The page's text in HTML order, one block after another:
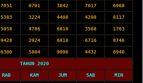
7051 0701 3842 7617 6968
5383 3224 4408 4208 8117
5058 4786 6816 3568 1763
9428 2924 6818 6716 8746
6300 5804 9096 4432 6940
TAHUN 2020
RAB KAM JUM SAB MIN